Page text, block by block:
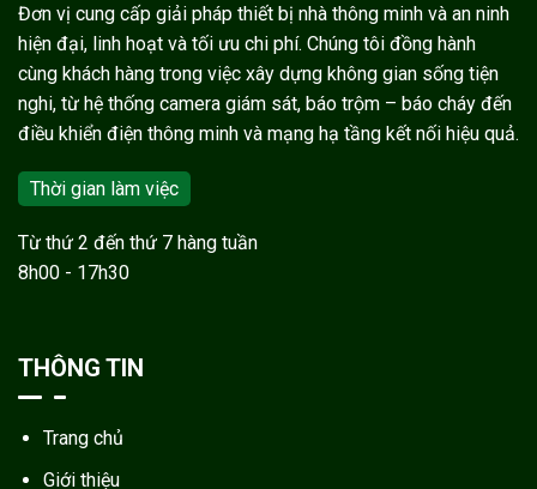
Đơn vị cung cấp giải pháp thiết bị nhà thông minh và an ninh
hiện đại, linh hoạt và tối ưu chi phí. Chúng tôi đồng hành
cùng khách hàng trong việc xây dựng không gian sống tiện
nghi, từ hệ thống camera giám sát, báo trộm – báo cháy đến
điều khiển điện thông minh và mạng hạ tầng kết nối hiệu quả.
Thời gian làm việc
Từ thứ 2 đến thứ 7 hàng tuần
8h00 - 17h30
THÔNG TIN
Trang chủ
Giới thiệu